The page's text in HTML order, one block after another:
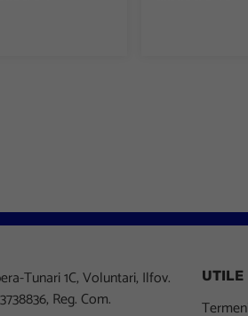
Tunari 1C, Voluntari, Ilfov.
Reg. Com.
UTILE